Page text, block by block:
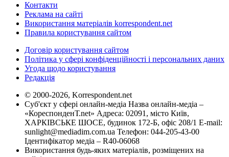
Контакти
Реклама на сайті
Використання матеріалів korrespondent.net
Правила користування сайтом
Договір користування сайтом
Політика у сфері конфіденційності і персональних даних
Угода щодо користування
Редакція
© 2000-2026, Korrespondent.net
Суб'єкт у сфері онлайн-медіа Назва онлайн-медіа –
«КореспонденТ.net» Адреса: 02091, місто Київ,
ХАРКІВСЬКЕ ШОСЕ, будинок 172-Б, офіс 208/1 E-mail:
sunlight@mediadim.com.ua Телефон: 044-205-43-00
Ідентифікатор медіа – R40-06068
Використання будь-яких матеріалів, розміщених на